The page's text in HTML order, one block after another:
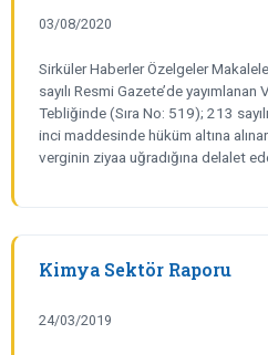
03/08/2020
Sirküler Haberler Özelgeler
sayılı Resmi Gazete’de
Tebliğinde (Sıra No: 519); 213
inci maddesinde hüküm altına
verginin ziyaa uğradığına delalet
Kimya Sektör Raporu
24/03/2019